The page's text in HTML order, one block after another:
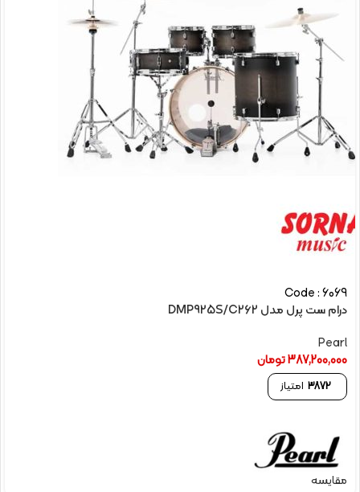
Code : 6069
درام ست پرل مدل DMP925S/C262
Pearl
387,200,000تومان
3872 امتیاز
مقایسه